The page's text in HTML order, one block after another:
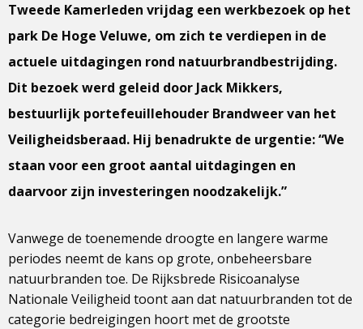
Tweede Kamerleden vrijdag een werkbezoek op het
park De Hoge Veluwe, om zich te verdiepen in de
actuele uitdagingen rond natuurbrandbestrijding.
Dit bezoek werd geleid door Jack Mikkers,
bestuurlijk portefeuillehouder Brandweer van het
Veiligheidsberaad. Hij benadrukte de urgentie: “We
staan voor een groot aantal uitdagingen en
daarvoor zijn investeringen noodzakelijk.”
Vanwege de toenemende droogte en langere warme
periodes neemt de kans op grote, onbeheersbare
natuurbranden toe. De Rijksbrede Risicoanalyse
Nationale Veiligheid toont aan dat natuurbranden tot de
categorie bedreigingen hoort met de grootste